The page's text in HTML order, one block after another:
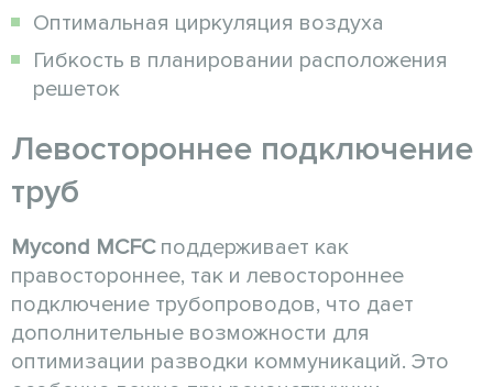
Оптимальная циркуляция воздуха
Гибкость в планировании расположения
решеток
Левостороннее подключение
труб
Mycond MCFCподдерживает как
правостороннее, так и левостороннее
подключение трубопроводов, что дает
дополнительные возможности для
оптимизации разводки коммуникаций. Это